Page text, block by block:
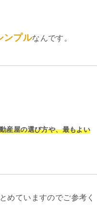
ンプルなんです。
産屋の選び方や、最もよい
めていますのでご参考く